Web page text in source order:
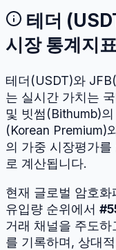
테더 (
시장 통계지
테더 (USDT)와 JFB(
는 실시간 가치는
및 빗썸(Bithumb)
(Korean Premium)
의 가중 시장평가
로 계산됩니다.
현재 글로벌 암호화
유입량 순위에서 #
거래 채널을 주도하
를 기록하며, 상대